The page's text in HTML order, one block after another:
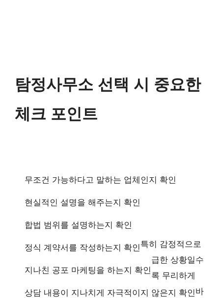
탐정사무소 선택 시 중요한
체크 포인트
무조건 가능하다고 말하는 업체인지 확인
현실적인 설명을 해주는지 확인
합법 범위를 설명하는지 확인
정식 계약서를 작성하는지 확인
지나친 공포 마케팅을 하는지 확인
상담 내용이 지나치게 자극적이지 않은지 확인
특히 감정적으로
급한 상황일수
록 무리하게
바